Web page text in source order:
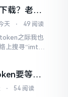
载？老用
天 ⋅ 49 阅读
之际我也
上搜寻“imtok
要等多
情况
⋅ 54 阅读